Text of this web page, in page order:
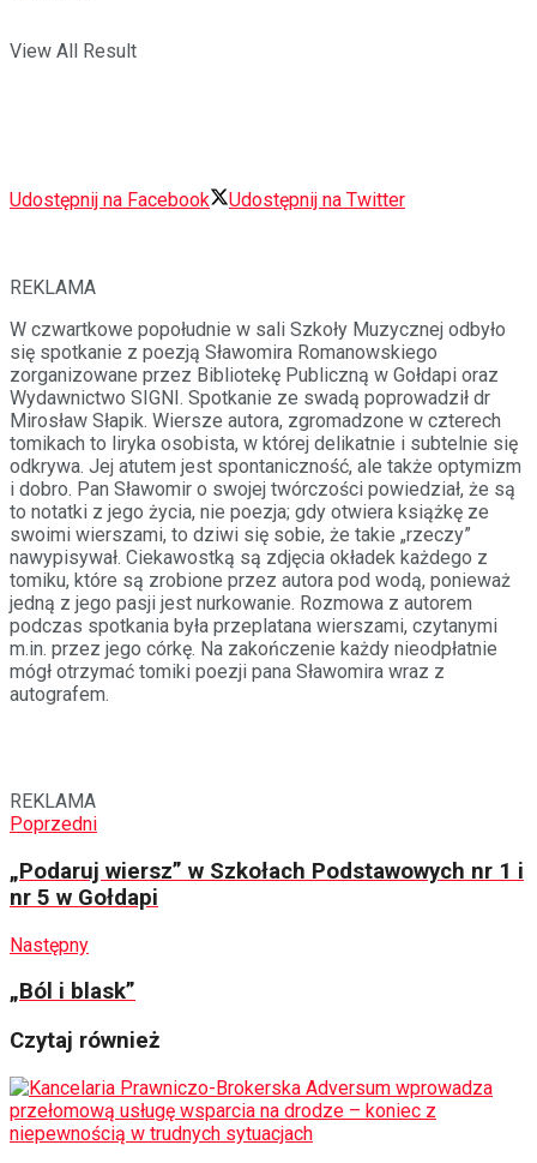
View All Result
Udostępnij na Facebook Udostępnij na Twitter
REKLAMA
W czwartkowe popołudnie w sali Szkoły Muzycznej odbyło
się spotkanie z poezją Sławomira Romanowskiego
zorganizowane przez Bibliotekę Publiczną w Gołdapi oraz
Wydawnictwo SIGNI. Spotkanie ze swadą poprowadził dr
Mirosław Słapik. Wiersze autora, zgromadzone w czterech
tomikach to liryka osobista, w której delikatnie i subtelnie się
odkrywa. Jej atutem jest spontaniczność, ale także optymizm
i dobro. Pan Sławomir o swojej twórczości powiedział, że są
to notatki z jego życia, nie poezja; gdy otwiera książkę ze
swoimi wierszami, to dziwi się sobie, że takie „rzeczy”
nawypisywał. Ciekawostką są zdjęcia okładek każdego z
tomiku, które są zrobione przez autora pod wodą, ponieważ
jedną z jego pasji jest nurkowanie. Rozmowa z autorem
podczas spotkania była przeplatana wierszami, czytanymi
m.in. przez jego córkę. Na zakończenie każdy nieodpłatnie
mógł otrzymać tomiki poezji pana Sławomira wraz z
autografem.
REKLAMA
Poprzedni
„Podaruj wiersz” w Szkołach Podstawowych nr 1 i
nr 5 w Gołdapi
Następny
„Ból i blask”
Czytaj również